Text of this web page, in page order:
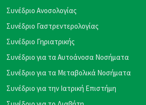
Συνέδριο Ανοσολογίας
Συνέδριο Γαστρεντερολογίας
Συνέδριο Γηριατρικής
Συνέδριο για τα Αυτοάνοσα Νοσήματα
Συνέδριο για τα Μεταβολικά Νοσήματα
Συνέδριο για την Ιατρική Επιστήμη